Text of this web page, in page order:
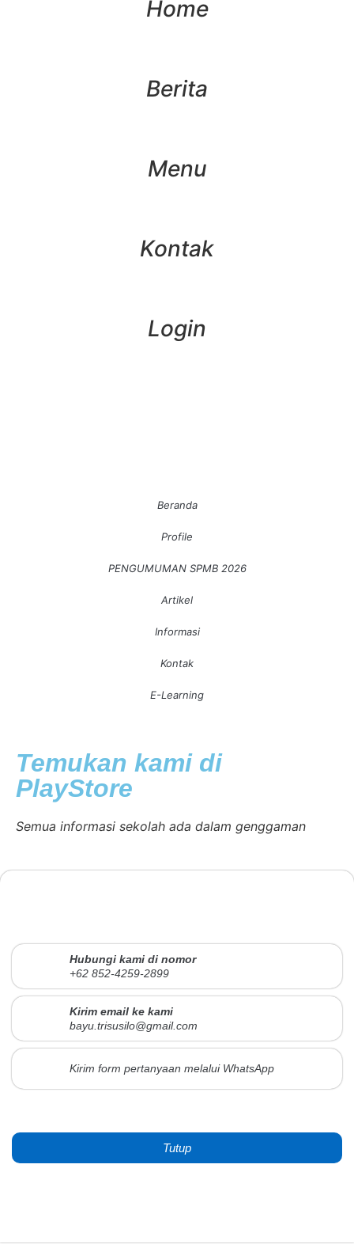
Home
Berita
Menu
Kontak
Login
Beranda
Profile
PENGUMUMAN SPMB 2026
Artikel
Informasi
Kontak
E-Learning
Temukan kami di
PlayStore
Semua informasi sekolah ada dalam genggaman
Hubungi kami di nomor
+62 852-4259-2899
Kirim email ke kami
bayu.trisusilo@gmail.com
Kirim form pertanyaan melalui WhatsApp
Tutup